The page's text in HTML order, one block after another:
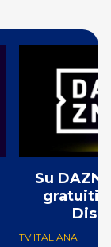
Su DAZN
gratuiti
TV ITALIANA